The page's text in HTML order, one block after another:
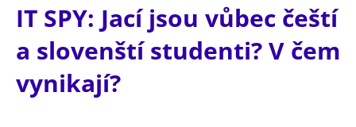
IT SPY: Jací jsou vůbec čeští
a slovenští studenti? V čem
vynikají?